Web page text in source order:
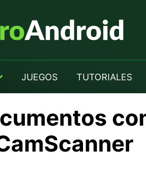
JUEGOS TUTORIALES